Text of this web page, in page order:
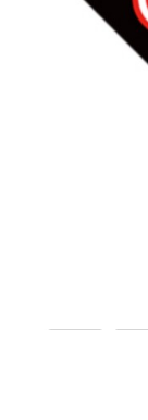
https://
https://